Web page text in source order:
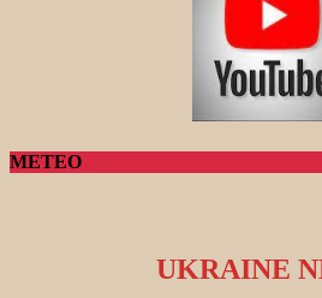
METEO
UKRAINE